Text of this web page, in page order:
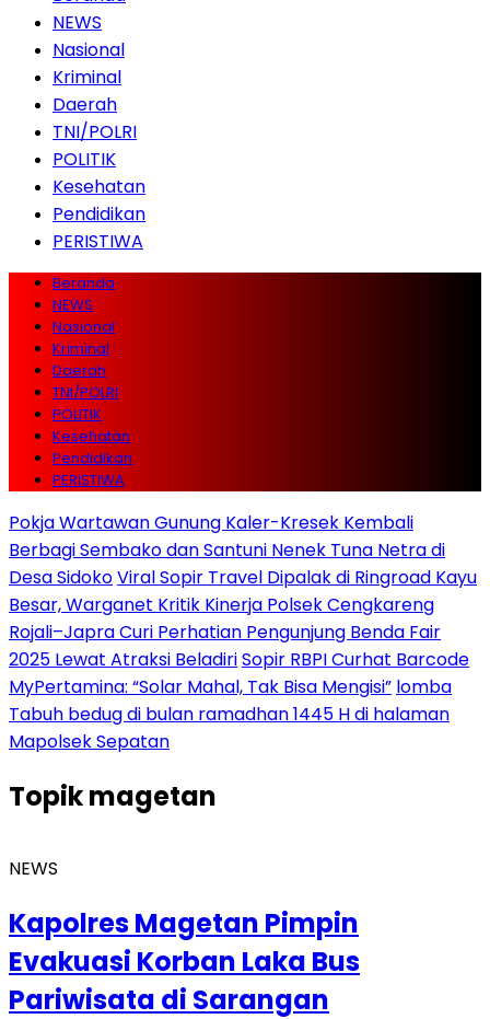
NEWS
Nasional
Kriminal
Daerah
TNI/POLRI
POLITIK
Kesehatan
Pendidikan
PERISTIWA
Beranda
NEWS
Nasional
Kriminal
Daerah
TNI/POLRI
POLITIK
Kesehatan
Pendidikan
PERISTIWA
Pokja Wartawan Gunung Kaler-Kresek Kembali
Berbagi Sembako dan Santuni Nenek Tuna Netra di
Desa SidokoViral Sopir Travel Dipalak di Ringroad Kayu
Besar, Warganet Kritik Kinerja Polsek Cengkareng
Rojali–Japra Curi Perhatian Pengunjung Benda Fair
2025 Lewat Atraksi BeladiriSopir RBPI Curhat Barcode
MyPertamina: “Solar Mahal, Tak Bisa Mengisi” lomba
Tabuh bedug di bulan ramadhan 1445 H di halaman
Mapolsek Sepatan
Topikmagetan
NEWS
Kapolres Magetan Pimpin
Evakuasi Korban Laka Bus
Pariwisata di Sarangan